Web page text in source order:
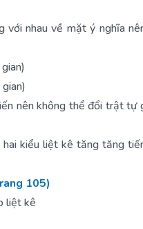
với nhau về mặt ý nghĩa
nên không thể đổi trật tự
kiểu liệt kê tăng tăng
105)
liệt kê